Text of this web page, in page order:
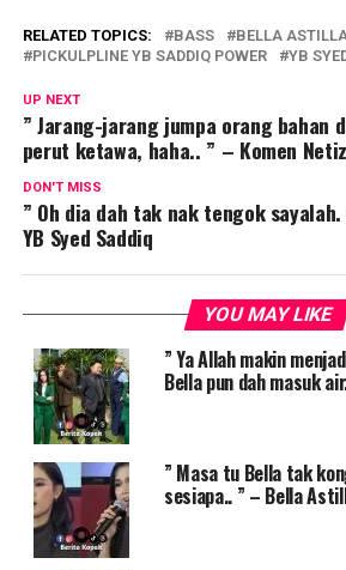
RELATED TOPICS: BASS
BELLA
PICKULPLINE YB SADDIQ POWER
YB
UP NEXT
” Jarang-jarang jumpa orang bahan
perut ketawa, haha.. ” – Komen
DON'T MISS
” Oh dia dah tak nak tengok
YB Syed Saddiq
YOU MAY LIKE
” Ya Allah makin
Bella pun dah masuk
” Masa tu Bella tak
sesiapa.. ” – Bella